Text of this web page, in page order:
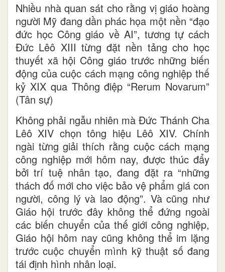
Nhiều nhà quan sát cho rằng vị giáo hoàng
người Mỹ đang dần phác họa một nền “đạo
đức học Công giáo về AI”, tương tự cách
Đức Lêô XIII từng đặt nền tảng cho học
thuyết xã hội Công giáo trước những biến
động của cuộc cách mạng công nghiệp thế
kỷ XIX qua Thông điệp “Rerum Novarum”
(Tân sự)
Không phải ngẫu nhiên mà Đức Thánh Cha
Lêô XIV chọn tông hiệu Lêô XIV. Chính
ngài từng giải thích rằng cuộc cách mạng
công nghiệp mới hôm nay, được thúc đẩy
bởi trí tuệ nhân tạo, đang đặt ra “những
thách đố mới cho việc bảo vệ phẩm giá con
người, công lý và lao động”. Và cũng như
Giáo hội trước đây không thể đứng ngoài
các biến chuyển của thế giới công nghiệp,
Giáo hội hôm nay cũng không thể im lặng
trước cuộc chuyển mình kỹ thuật số đang
tái định hình nhân loại.